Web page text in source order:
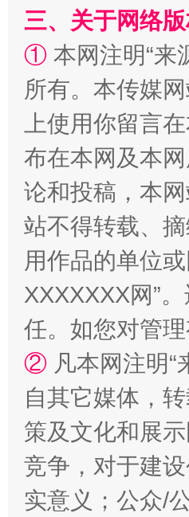
扯下公款旅游的“隐身
三、关于网络版
① 本网注明“来
所有。本传媒
上使用你留言
布在本网及本
论和投稿，本
站不得转载、
用作品的单位
XXXXXXX网”
任。如您对管
② 凡本网注明
自其它媒体，
策及文化和展
竞争，对于建
实意义；公众/